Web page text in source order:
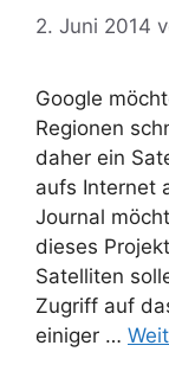
2. Juni 2014
Google
Regionen
daher ein
aufs Internet
Journal
dieses
Satelliten
Zugriff auf
einiger …